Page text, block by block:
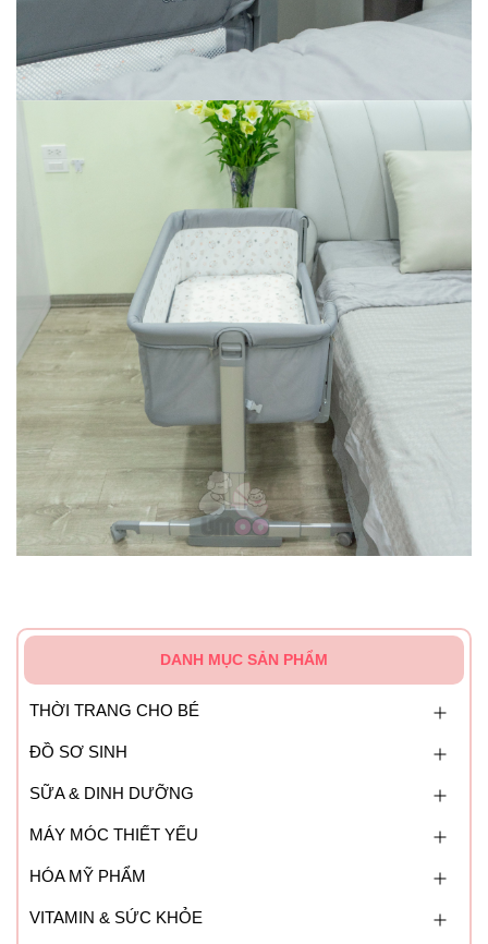
DANH MỤC SẢN PHẨM
THỜI TRANG CHO BÉ
ĐỒ SƠ SINH
SỮA & DINH DƯỠNG
MÁY MÓC THIẾT YẾU
HÓA MỸ PHẨM
VITAMIN & SỨC KHỎE